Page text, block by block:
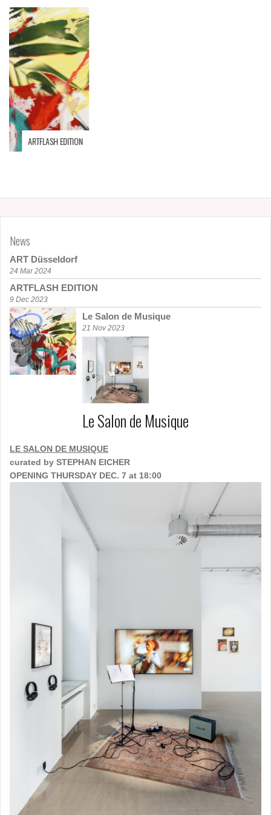
News
ART Düsseldorf
24 Mar 2024
ARTFLASH EDITION
9 Dec 2023
Le Salon de Musique
21 Nov 2023
Le Salon de Musique
LE SALON DE MUSIQUE
curated by STEPHAN EICHER
OPENING THURSDAY DEC. 7 at 18:00